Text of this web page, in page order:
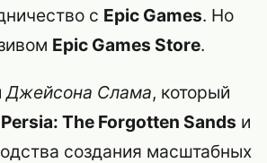
с Epic Games. Но
Epic Games Store.
Джейсона Слама, который
The Forgotten Sands и
создания масштабных